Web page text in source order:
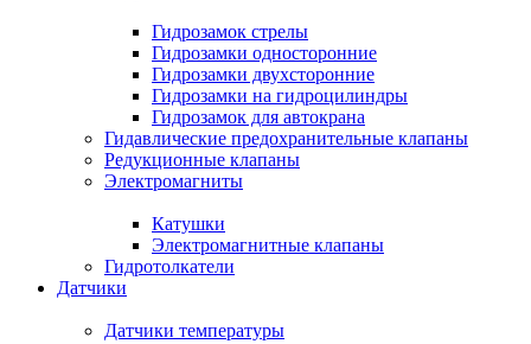
Гидрозамок стрелы
Гидрозамки односторонние
Гидрозамки двухсторонние
Гидрозамки на гидроцилиндры
Гидрозамок для автокрана
Гидавлические предохранительные клапаны
Редукционные клапаны
Электромагниты
Катушки
Электромагнитные клапаны
Гидротолкатели
Датчики
Датчики температуры